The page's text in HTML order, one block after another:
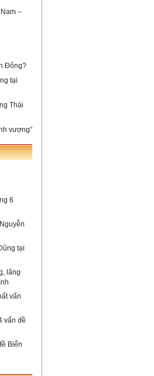
–
Đông?
tại
Thái
vượng”
6
tại
lãng
vấn
vấn đề
Biển